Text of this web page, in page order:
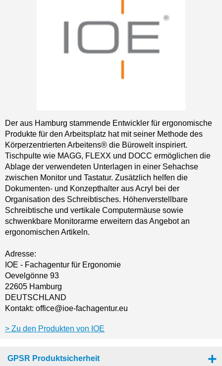
Der aus Hamburg stammende Entwickler für ergonomische
Produkte für den Arbeitsplatz hat mit seiner Methode des
Körperzentrierten Arbeitens® die Bürowelt inspiriert.
Tischpulte wie MAGG, FLEXX und DOCC ermöglichen die
Ablage der verwendeten Unterlagen in einer Sehachse
zwischen Monitor und Tastatur. Zusätzlich helfen die
Dokumenten- und Konzepthalter aus Acryl bei der
Organisation des Schreibtisches. Höhenverstellbare
Schreibtische und vertikale Computermäuse sowie
schwenkbare Monitorarme erweitern das Angebot an
ergonomischen Artikeln.
Adresse:
IOE - Fachagentur für Ergonomie
Oevelgönne 93
22605 Hamburg
DEUTSCHLAND
Kontakt: office@ioe-fachagentur.eu
Zu den Produkten von IOE
GPSR Produktsicherheit